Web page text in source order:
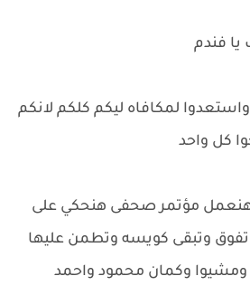
يا فندم
لمكافاه ليكم كلكم لانكم
كل واحد
هنعمل مؤتمر صحفى هنحكي على
وتبقى كويسه وتطمن عليها
ومشيوا وكمان محمود واحمد